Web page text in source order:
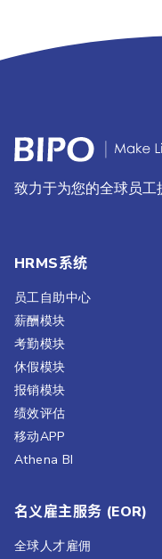
致力于为您的全球员
HRMS系统
员工自助中心
薪酬模块
考勤模块
休假模块
报销模块
绩效评估​
移动APP
Athena BI
名义雇主服务 (EOR)
全球人才雇佣